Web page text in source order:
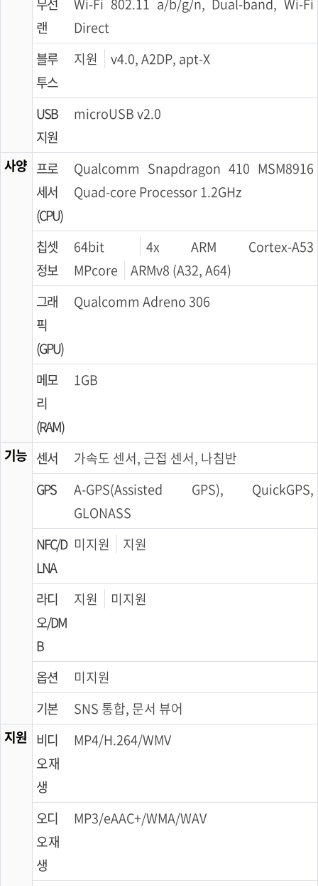
무선
랜
Wi-Fi 802.11 a/b/g/n, Dual-band, Wi-Fi
Direct
블루
투스
지원 v4.0, A2DP, apt-X
USB
지원
microUSB v2.0
사양 프로
세서
(CPU)
Qualcomm Snapdragon 410 MSM8916
Quad-core Processor 1.2GHz
칩셋
정보
64bit
4x ARM Cortex-A53
MPcore
ARMv8 (A32, A64)
그래
픽
(GPU)
Qualcomm Adreno 306
메모
리
(RAM)
1GB
기능 센서
가속도 센서, 근접 센서, 나침반
GPS
A-GPS(Assisted GPS), QuickGPS,
GLONASS
NFC/D
LNA
미지원 지원
라디
오/DM
B
지원 미지원
옵션
미지원
기본
SNS 통합, 문서 뷰어
지원 비디
오 재
생
MP4/H.264/WMV
오디
오 재
생
MP3/eAAC+/WMA/WAV